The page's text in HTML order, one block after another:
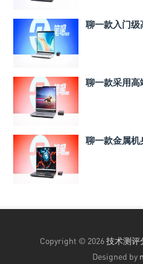
聊一款入门级
聊一款采用高
聊一款金属机
Copyright © 2026技术测评
Designed by